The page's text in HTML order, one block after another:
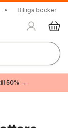
• Billiga böcker
50% →